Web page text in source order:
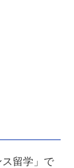
留学」で